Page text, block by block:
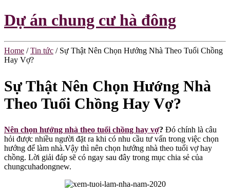
Dự án chung cư hà đông
Home / Tin tức / Sự Thật Nên Chọn Hướng Nhà Theo Tuổi Chồng
Hay Vợ?
Sự Thật Nên Chọn Hướng Nhà
Theo Tuổi Chồng Hay Vợ?
Nên chọn hướng nhà theo tuổi chồng hay vợ? Đó chính là câu
hỏi được nhiều người đặt ra khi có nhu cầu tư vấn trong việc chọn
hướng để làm nhà.Vậy thì nên chọn hướng nhà theo tuổi vợ hay
chồng. Lời giải đáp sẽ có ngay sau đây trong mục chia sẻ của
chungcuhadongnew.